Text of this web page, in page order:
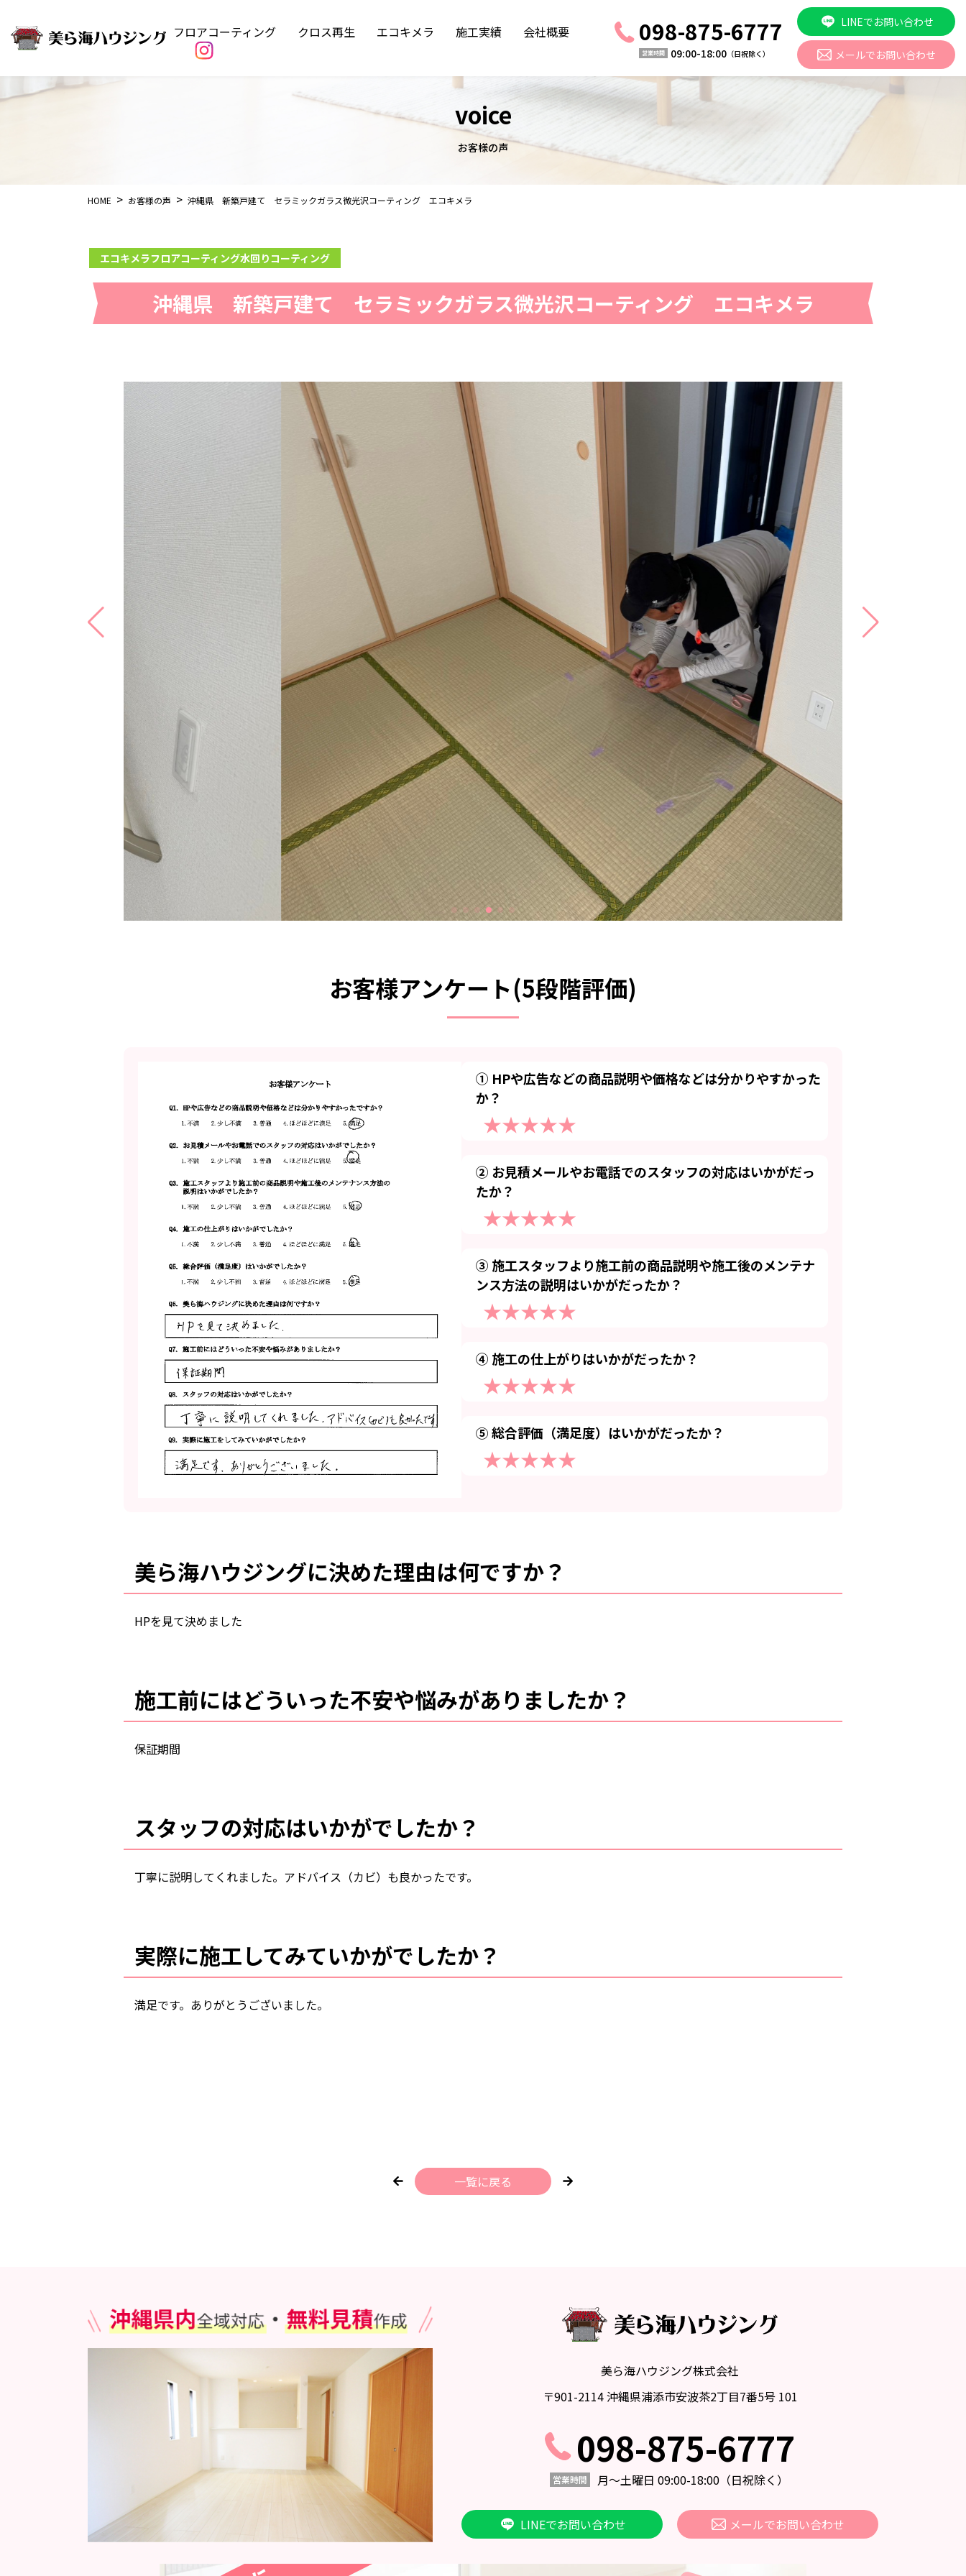
フロアコーティング クロス再生 エコキメラ 施工実績 会社概要 098-875-6777
営業時間 09:00-18:00 （日祝除く）
LINEでお問い合わせ
メールでお問い合わせ
voice
お客様の声
HOME お客様の声 沖縄県 新築戸建て セラミックガラス微光沢コーティング エコキメラ
エコキメラフロアコーティング水回りコーティング
沖縄県 新築戸建て セラミックガラス微光沢コーティング エコキメラ
お客様アンケート(5段階評価)
① HPや広告などの商品説明や価格などは分かりやすかった
か？
★★★★★
② お見積メールやお電話でのスタッフの対応はいかがだっ
たか？
★★★★★
③ 施工スタッフより施工前の商品説明や施工後のメンテナ
ンス方法の説明はいかがだったか？
★★★★★
④ 施工の仕上がりはいかがだったか？
★★★★★
⑤ 総合評価（満足度）はいかがだったか？
★★★★★
美ら海ハウジングに決めた理由は何ですか？
HPを見て決めました
施工前にはどういった不安や悩みがありましたか？
保証期間
スタッフの対応はいかがでしたか？
丁寧に説明してくれました。アドバイス（カビ）も良かったです。
実際に施工してみていかがでしたか？
満足です。ありがとうございました。
一覧に戻る
美ら海ハウジング株式会社
〒901-2114 沖縄県浦添市安波茶2丁目7番5号 101
098-875-6777
営業時間 月〜土曜日 09:00-18:00 （日祝除く）
LINEでお問い合わせ メールでお問い合わせ